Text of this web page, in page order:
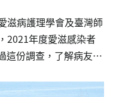
滋病護理學會及臺灣師
2021年度愛滋感染者
及對未來的期待。不僅